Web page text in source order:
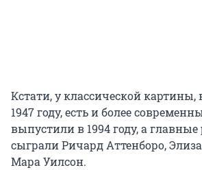
Кстати, у классической
1947 году, есть и более
выпустили в 1994 году, а
сыграли Ричард Аттенборо,
Мара Уилсон.